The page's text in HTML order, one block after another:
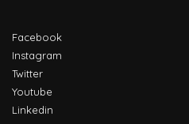
Facebook
Instagram
Twitter
Youtube
Linkedin